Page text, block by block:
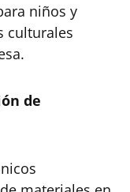
niños y
culturales
de